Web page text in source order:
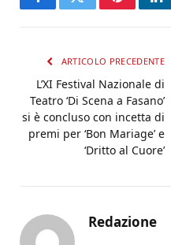
FacebookTwitterPinterest
ARTICOLO PRECEDENTE
L’XI Festival Nazionale di
Teatro ‘Di Scena a Fasano’
si è concluso con incetta di
premi per ‘Bon Mariage’ e
‘Dritto al Cuore’
Redazione